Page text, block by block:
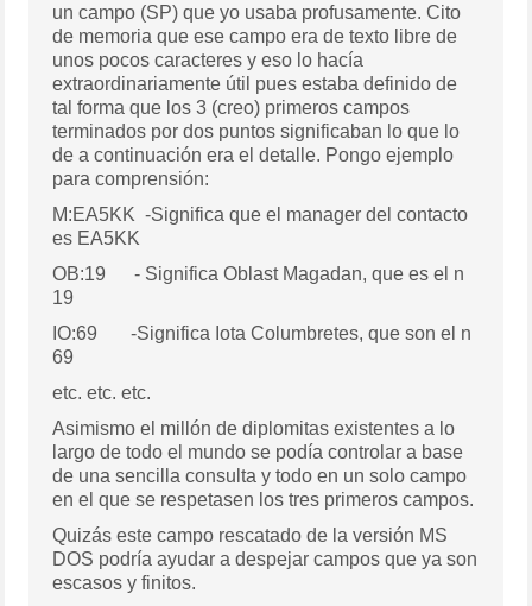
un campo (SP) que yo usaba profusamente. Cito
de memoria que ese campo era de texto libre de
unos pocos caracteres y eso lo hacía
extraordinariamente útil pues estaba definido de
tal forma que los 3 (creo) primeros campos
terminados por dos puntos significaban lo que lo
de a continuación era el detalle. Pongo ejemplo
para comprensión:
M:EA5KK -Significa que el manager del contacto
es EA5KK
OB:19 - Significa Oblast Magadan, que es el n
19
IO:69 -Significa Iota Columbretes, que son el n
69
etc. etc. etc.
Asimismo el millón de diplomitas existentes a lo
largo de todo el mundo se podía controlar a base
de una sencilla consulta y todo en un solo campo
en el que se respetasen los tres primeros campos.
Quizás este campo rescatado de la versión MS
DOS podría ayudar a despejar campos que ya son
escasos y finitos.